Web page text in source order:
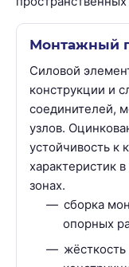
Монтажный
Силовой
конструкции и
соединителей,
узлов.
устойчивость к
характеристик
зонах.
сборка
опорных
жёсткость